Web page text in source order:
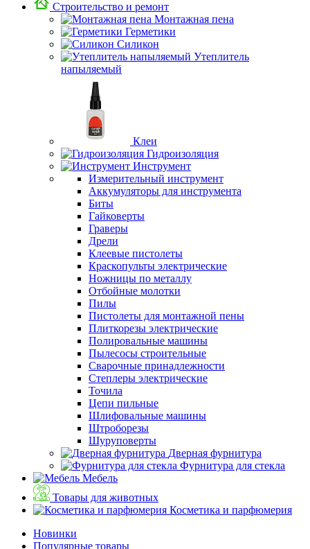
Строительство и ремонт
Монтажная пена
Герметики
Силикон
Утеплитель
напыляемый
Клеи
Гидроизоляция
Инструмент
Измерительный инструмент
Аккумуляторы для инструмента
Биты
Гайковерты
Граверы
Дрели
Клеевые пистолеты
Краскопульты электрические
Ножницы по металлу
Отбойные молотки
Пилы
Пистолеты для монтажной пены
Плиткорезы электрические
Полировальные машины
Пылесосы строительные
Сварочные принадлежности
Степлеры электрические
Точила
Цепи пильные
Шлифовальные машины
Штроборезы
Шуруповерты
Дверная фурнитура
Фурнитура для стекла
Мебель
Товары для животных
Косметика и парфюмерия
Новинки
Популярные товары